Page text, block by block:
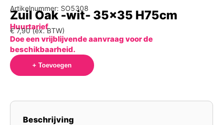
Artikelnummer: SO5308
Zuil Oak -wit- 35×35 H75cm
Huurtarief
€7,90(ex. BTW)
Doe een vrijblijvende aanvraag voor de
beschikbaarheid.
+ Toevoegen
Beschrijving